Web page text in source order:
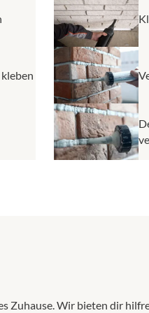
Zuhause. Wir bieten dir